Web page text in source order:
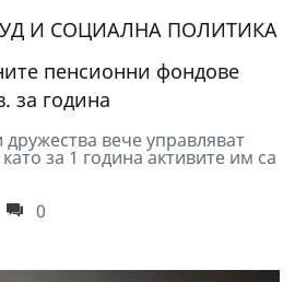
И СОЦИАЛНА ПОЛИТИКА
пенсионни фондове
за година
вече управляват
за 1 година активите им са
0